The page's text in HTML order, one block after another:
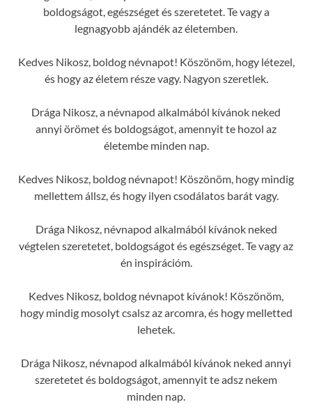
boldogságot, egészséget és szeretetet. Te vagy a
legnagyobb ajándék az életemben.
Kedves Nikosz, boldog névnapot! Köszönöm, hogy létezel,
és hogy az életem része vagy. Nagyon szeretlek.
Drága Nikosz, a névnapod alkalmából kívánok neked
annyi örömet és boldogságot, amennyit te hozol az
életembe minden nap.
Kedves Nikosz, boldog névnapot! Köszönöm, hogy mindig
mellettem állsz, és hogy ilyen csodálatos barát vagy.
Drága Nikosz, névnapod alkalmából kívánok neked
végtelen szeretetet, boldogságot és egészséget. Te vagy az
én inspirációm.
Kedves Nikosz, boldog névnapot kívánok! Köszönöm,
hogy mindig mosolyt csalsz az arcomra, és hogy melletted
lehetek.
Drága Nikosz, névnapod alkalmából kívánok neked annyi
szeretetet és boldogságot, amennyit te adsz nekem
minden nap.